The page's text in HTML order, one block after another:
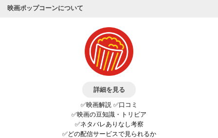
映画ポップコーンについて
詳細を見る
✅映画解説 ✅口コミ
✅映画の豆知識・トリビア
✅ネタバレありなし考察
✅どの配信サービスで見られるか